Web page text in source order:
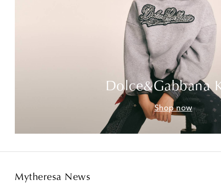
Dolce&Gabbana
Shop now
Mytheresa News